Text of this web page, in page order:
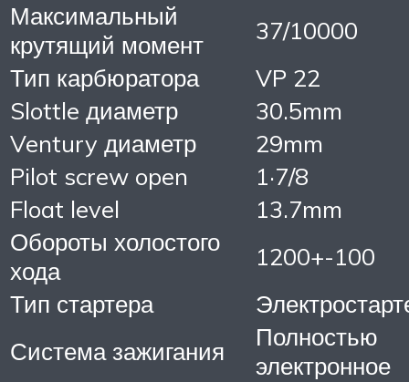
Максимальный
крутящий момент
37/10000
Тип карбюратора
VP 22
Slottle диаметр
30.5mm
Ventury диаметр
29mm
Pilot screw open
1·7/8
Float level
13.7mm
Обороты холостого
хода
1200+-100
Тип стартера
Система зажигания
Полностью
электронное